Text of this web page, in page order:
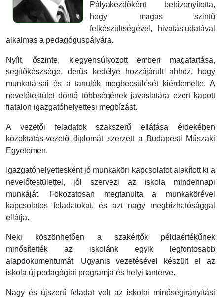
Pályakezdőként bebizonyította,
hogy magas szintű
felkészültségével, hivatástudatával
alkalmas a pedagóguspályára.
Nyílt, őszinte, kiegyensúlyozott emberi magatartása,
segítőkészsége, derűs kedélye hozzájárult ahhoz, hogy
munkatársai és a tanulók megbecsülését kiérdemelte. A
nevelőtestület döntő többségének javaslatára ezért kapott
fiatalon igazgatóhelyettesi megbízást.
A vezetői feladatok szakszerű ellátása érdekében
közoktatás-vezető diplomát szerzett a Budapesti Műszaki
Egyetemen.
Igazgatóhelyettesként jó munkaköri kapcsolatot alakított ki a
nevelőtestülettel, jól szervezi az iskola mindennapi
munkáját. Fokozatosan megtanulta a munkakörével
kapcsolatos feladatokat, és azt nagy megbízhatósággal
ellátja.
Neki köszönhetően a szakértők példaértékűnek
minősítették az iskolánk egyik legfontosabb
alapdokumentumát. Ugyanis vezetésével készült el az
iskola új pedagógiai programja és helyi tanterve.
Nagy és újszerű feladat volt az iskolai minőségirányítási